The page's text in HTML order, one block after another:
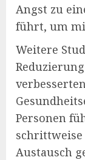
Angst zu
führt, um
Weitere
Personen
schrittweise
Austausch